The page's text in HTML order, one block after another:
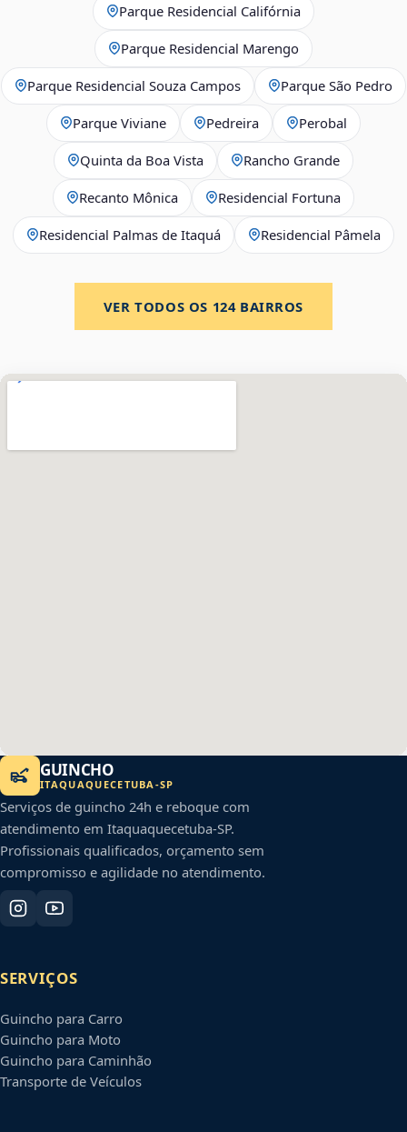
Parque Residencial Califórnia
Parque Residencial Marengo
Parque Residencial Souza Campos Parque São Pedro
Parque Viviane Pedreira Perobal
Quinta da Boa Vista Rancho Grande
Recanto Mônica Residencial Fortuna
Residencial Palmas de Itaquá Residencial Pâmela
VER TODOS OS 124BAIRROS
GUINCHO
ITAQUAQUECETUBA -SP
Serviços de guincho 24h e reboque com
atendimento em Itaquaquecetuba-SP.
Profissionais qualificados, orçamento sem
compromisso e agilidade no atendimento.
SERVIÇOS
Guincho para Carro
Guincho para Moto
Guincho para Caminhão
Transporte de Veículos